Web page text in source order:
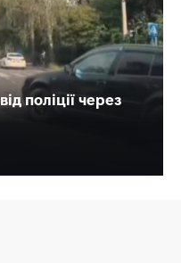
поліції через